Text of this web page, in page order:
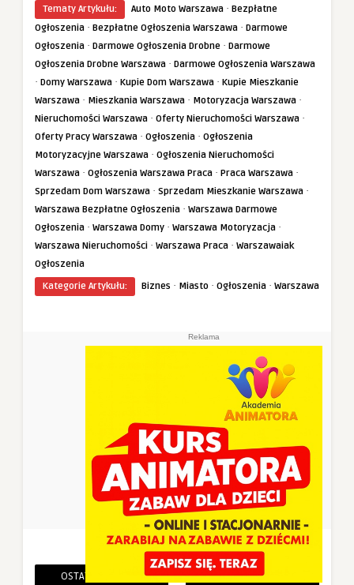
Tematy Artykułu: Auto Moto Warszawa · Bezpłatne
Ogłoszenia · Bezpłatne Ogłoszenia Warszawa · Darmowe
Ogłoszenia · Darmowe Ogłoszenia Drobne · Darmowe
Ogłoszenia Drobne Warszawa · Darmowe Ogłoszenia Warszawa
· Domy Warszawa · Kupie Dom Warszawa · Kupie Mieszkanie
Warszawa · Mieszkania Warszawa · Motoryzacja Warszawa ·
Nieruchomości Warszawa · Oferty Nieruchomości Warszawa ·
Oferty Pracy Warszawa · Ogłoszenia · Ogłoszenia
Motoryzacyjne Warszawa · Ogłoszenia Nieruchomości
Warszawa · Ogłoszenia Warszawa Praca · Praca Warszawa ·
Sprzedam Dom Warszawa · Sprzedam Mieszkanie Warszawa ·
Warszawa Bezpłatne Ogłoszenia · Warszawa Darmowe
Ogłoszenia · Warszawa Domy · Warszawa Motoryzacja ·
Warszawa Nieruchomości · Warszawa Praca · Warszawaiak
Ogłoszenia
Kategorie Artykułu:
Biznes · Miasto · Ogłoszenia · Warszawa
Reklama
OSTATNIE PINEZKI POWIĄZANE PINEZKI